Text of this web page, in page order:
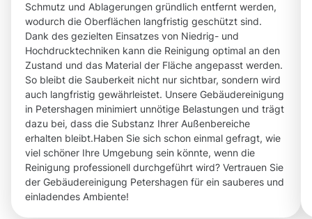
Schmutz und Ablagerungen gründlich entfernt werden,
wodurch die Oberflächen langfristig geschützt sind.
Dank des gezielten Einsatzes von Niedrig- und
Hochdrucktechniken kann die Reinigung optimal an den
Zustand und das Material der Fläche angepasst werden.
So bleibt die Sauberkeit nicht nur sichtbar, sondern wird
auch langfristig gewährleistet. Unsere Gebäudereinigung
in Petershagen minimiert unnötige Belastungen und trägt
dazu bei, dass die Substanz Ihrer Außenbereiche
erhalten bleibt.Haben Sie sich schon einmal gefragt, wie
viel schöner Ihre Umgebung sein könnte, wenn die
Reinigung professionell durchgeführt wird? Vertrauen Sie
der Gebäudereinigung Petershagen für ein sauberes und
einladendes Ambiente!